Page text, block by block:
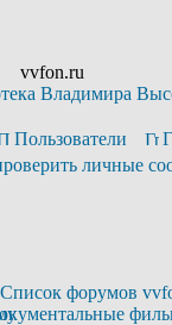
vvfon.ru
Владимира
Пользователи
личные
Список форумов